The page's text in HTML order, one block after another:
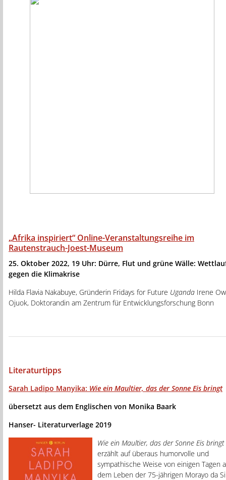
„Afrika inspiriert“ Online-Veranstaltungsreihe im
Rautenstrauch-Joest-Museum
25. Oktober 2022, 19 Uhr: Dürre, Flut und grüne Wälle:
gegen die Klimakrise
Hilda Flavia Nakabuye, Gründerin Fridays for Future Uganda Irene
Ojuok, Doktorandin am Zentrum für Entwicklungsforschung Bonn
Literaturtipps
Sarah Ladipo Manyika: Wie ein Maultier, das der Sonne Eis bringt
übersetzt aus dem Englischen von Monika Baark
Hanser- Literaturverlage 2019
Wie ein Maultier, das der Sonne Eis bringt
erzählt auf überaus humorvolle und
sympathische Weise von einigen Tagen
dem Leben der 75-jährigen Morayo da